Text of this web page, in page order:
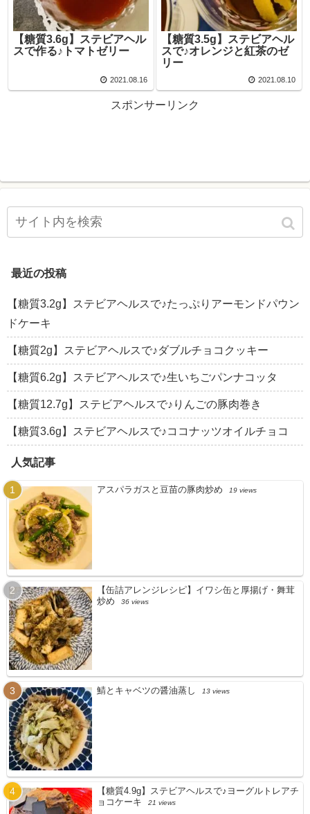
【糖質3.6g】ステビアヘル
スで作る♪トマトゼリー
2021.08.16
【糖質3.5g】ステビアヘル
スで♪オレンジと紅茶のゼ
リー
2021.08.10
スポンサーリンク
最近の投稿
【糖質3.2g】ステビアヘルスで♪たっぷりアーモンドパウン
ドケーキ
【糖質2g】ステビアヘルスで♪ダブルチョコクッキー
【糖質6.2g】ステビアヘルスで♪生いちごパンナコッタ
【糖質12.7g】ステビアヘルスで♪りんごの豚肉巻き
【糖質3.6g】ステビアヘルスで♪ココナッツオイルチョコ
人気記事
アスパラガスと豆苗の豚肉炒め 19 views
【缶詰アレンジレシピ】イワシ缶と厚揚げ・舞茸
炒め
36 views
鯖とキャベツの醤油蒸し 13 views
【糖質4.9g】ステビアヘルスで♪ヨーグルトレアチ
ョコケーキ
21 views